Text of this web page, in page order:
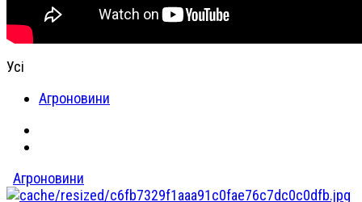
Усі
Агроновини
Агроновини